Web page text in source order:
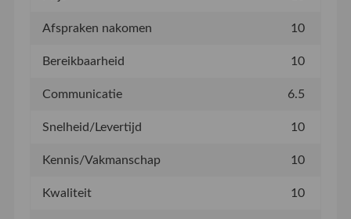
Afspraken nakomen 10
Bereikbaarheid 10
Communicatie 6.5
Snelheid/Levertijd 10
Kennis/Vakmanschap 10
Kwaliteit 10